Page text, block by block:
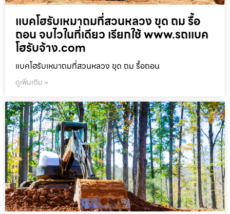
แบคโฮรับเหมาถมที่สวนหลวง ขุด ถม รื้อ
ถอน จบไวในที่เดียว เรียกใช้ www.รถแบค
โฮรับจ้าง.com
แบคโฮรับเหมาถมที่สวนหลวง ขุด ถม รื้อถอน
ดูเพิ่มเติม »